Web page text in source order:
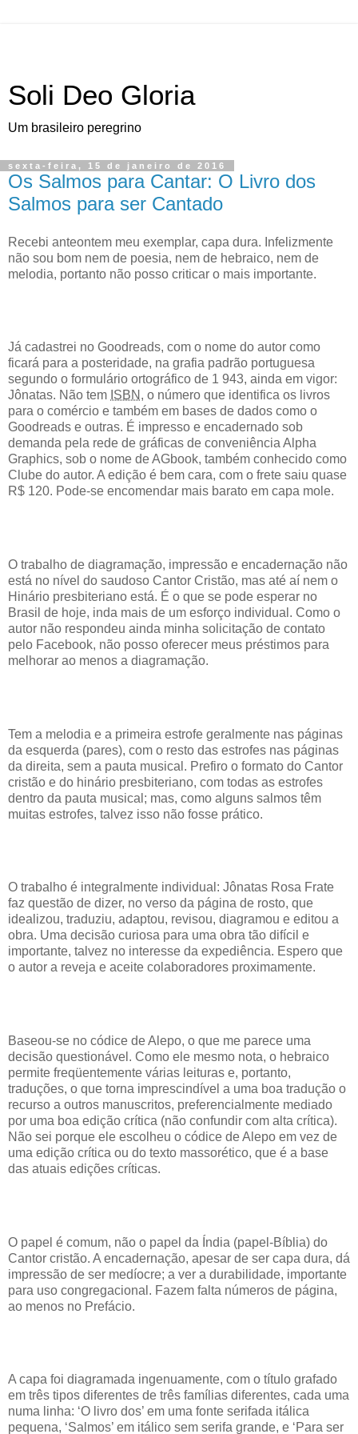
Soli Deo Gloria
Um brasileiro peregrino
sexta-feira, 15 de janeiro de 2016
Os Salmos para Cantar: O Livro dos
Salmos para ser Cantado
Recebi anteontem meu exemplar, capa dura. Infelizmente
não sou bom nem de poesia, nem de hebraico, nem de
melodia, portanto não posso criticar o mais importante.
Já cadastrei no Goodreads, com o nome do autor como
ficará para a posteridade, na grafia padrão portuguesa
segundo o formulário ortográfico de 1 943, ainda em vigor:
Jônatas. Não tem ISBN , o número que identifica os livros
para o comércio e também em bases de dados como o
Goodreads e outras. É impresso e encadernado sob
demanda pela rede de gráficas de conveniência Alpha
Graphics, sob o nome de AGbook, também conhecido como
Clube do autor. A edição é bem cara, com o frete saiu quase
R$ 120. Pode-se encomendar mais barato em capa mole.
O trabalho de diagramação, impressão e encadernação não
está no nível do saudoso Cantor Cristão, mas até aí nem o
Hinário presbiteriano está. É o que se pode esperar no
Brasil de hoje, inda mais de um esforço individual. Como o
autor não respondeu ainda minha solicitação de contato
pelo Facebook, não posso oferecer meus préstimos para
melhorar ao menos a diagramação.
Tem a melodia e a primeira estrofe geralmente nas páginas
da esquerda (pares), com o resto das estrofes nas páginas
da direita, sem a pauta musical. Prefiro o formato do Cantor
cristão e do hinário presbiteriano, com todas as estrofes
dentro da pauta musical; mas, como alguns salmos têm
muitas estrofes, talvez isso não fosse prático.
O trabalho é integralmente individual: Jônatas Rosa Frate
faz questão de dizer, no verso da página de rosto, que
idealizou, traduziu, adaptou, revisou, diagramou e editou a
obra. Uma decisão curiosa para uma obra tão difícil e
importante, talvez no interesse da expediência. Espero que
o autor a reveja e aceite colaboradores proximamente.
Baseou-se no códice de Alepo, o que me parece uma
decisão questionável. Como ele mesmo nota, o hebraico
permite freqüentemente várias leituras e, portanto,
traduções, o que torna imprescindível a uma boa tradução o
recurso a outros manuscritos, preferencialmente mediado
por uma boa edição crítica (não confundir com alta crítica).
Não sei porque ele escolheu o códice de Alepo em vez de
uma edição crítica ou do texto massorético, que é a base
das atuais edições críticas.
O papel é comum, não o papel da Índia (papel-Bíblia) do
Cantor cristão. A encadernação, apesar de ser capa dura, dá
impressão de ser medíocre; a ver a durabilidade, importante
para uso congregacional. Fazem falta números de página,
ao menos no Prefácio.
A capa foi diagramada ingenuamente, com o título grafado
em três tipos diferentes de três famílias diferentes, cada uma
numa linha: ‘O livro dos’ em uma fonte serifada itálica
pequena, ‘Salmos’ em itálico sem serifa grande, e ‘Para ser